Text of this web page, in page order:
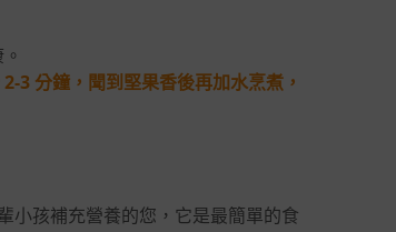
3 分鐘，聞到堅果香後再加水烹煮，
小孩補充營養的您，它是最簡單的食